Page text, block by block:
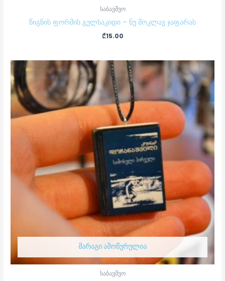
საბავშვო
წიგნის ფორმის გულსაკიდი – ნუ მოკლავ ჯაფარას
₾15.00
ᲛᲐᲠᲐᲒᲘ ᲐᲛᲝᲬᲣᲠᲣᲚᲘᲐ
საბავშვო